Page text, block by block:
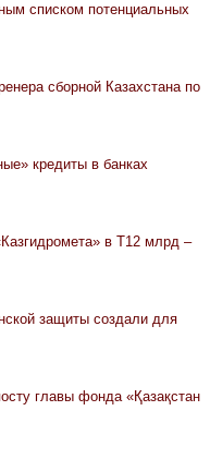
списком потенциальных
сборной Казахстана по
кредиты в банках
в Т12 млрд –
защиты создали для
главы фонда «Қазақстан